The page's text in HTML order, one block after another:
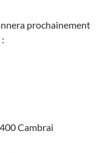
prochainement
Cambrai